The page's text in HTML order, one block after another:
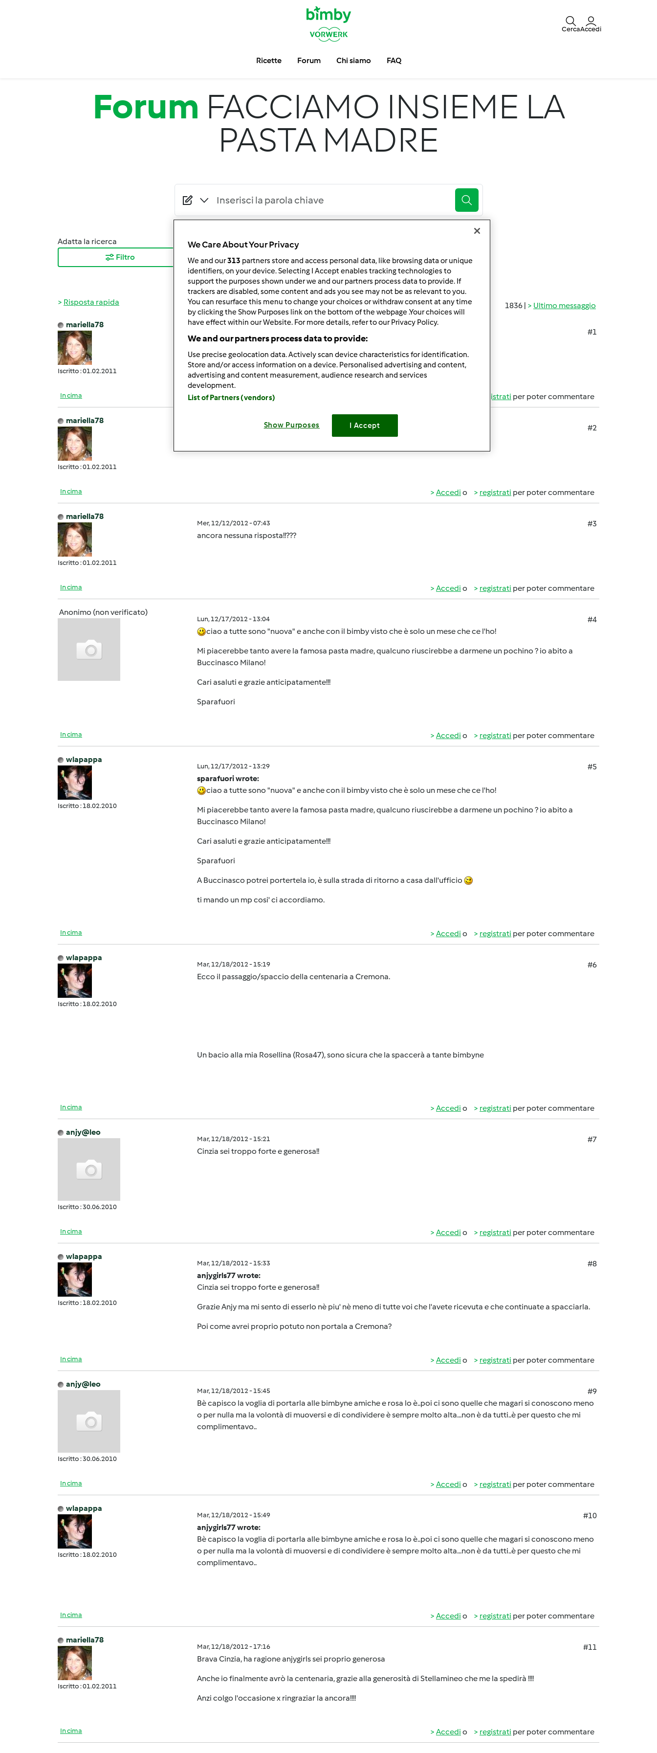
CercaAccedi
Ricette Forum Chi siamo FAQ
Forum FACCIAMO INSIEME LA
PASTA MADRE
Adatta la ricerca
Filtro
Ordina per:
I risultati più recenti
10
1836 | Ultimo messaggio
Risposta rapida
mariella78
Iscritto : 01.02.2011
#1
Parlerò con Stella vediamo cosa si può fare!!!
In cima registrati per poter commentare
mariella78
Iscritto : 01.02.2011
Gio, 12/06/2012 - 07:16
#2
Ho inviato un messaggio a stella su fb....ora nn mi resta che aspettare!!!
In cima Accedi o registrati per poter commentare
mariella78
Iscritto : 01.02.2011
Mer, 12/12/2012 - 07:43
#3
ancora nessuna risposta!!???
In cima Accedi o registrati per poter commentare
Anonimo (non verificato)
Lun, 12/17/2012 - 13:04
#4
ciao a tutte sono "nuova" e anche con il bimby visto che è solo un mese che ce l'ho!
Mi piacerebbe tanto avere la famosa pasta madre, qualcuno riuscirebbe a darmene un pochino ? io abito a
Buccinasco Milano!
Cari asaluti e grazie anticipatamente!!!
Sparafuori
In cima Accedi o registrati per poter commentare
wlapappa
Iscritto : 18.02.2010
Lun, 12/17/2012 - 13:29
#5
sparafuori wrote:
ciao a tutte sono "nuova" e anche con il bimby visto che è solo un mese che ce l'ho!
Mi piacerebbe tanto avere la famosa pasta madre, qualcuno riuscirebbe a darmene un pochino ? io abito a
Buccinasco Milano!
Cari asaluti e grazie anticipatamente!!!
Sparafuori
A Buccinasco potrei portertela io, è sulla strada di ritorno a casa dall'ufficio
ti mando un mp cosi' ci accordiamo.
In cima Accedi o registrati per poter commentare
wlapappa
Iscritto : 18.02.2010
Mar, 12/18/2012 - 15:19
#6
Ecco il passaggio/spaccio della centenaria a Cremona.
Un bacio alla mia Rosellina (Rosa47), sono sicura che la spaccerà a tante bimbyne
In cima Accedi o registrati per poter commentare
anjy@leo
Iscritto : 30.06.2010
Mar, 12/18/2012 - 15:21
#7
Cinzia sei troppo forte e generosa!!
In cima Accedi o registrati per poter commentare
wlapappa
Iscritto : 18.02.2010
Mar, 12/18/2012 - 15:33
#8
anjygirls77 wrote:
Cinzia sei troppo forte e generosa!!
Grazie Anjy ma mi sento di esserlo nè piu' nè meno di tutte voi che l'avete ricevuta e che continuate a spacciarla.
Poi come avrei proprio potuto non portala a Cremona?
In cima Accedi o registrati per poter commentare
anjy@leo
Iscritto : 30.06.2010
Mar, 12/18/2012 - 15:45
#9
Bè capisco la voglia di portarla alle bimbyne amiche e rosa lo è..poi ci sono quelle che magari si conoscono meno
o per nulla ma la volontà di muoversi e di condividere è sempre molto alta...non è da tutti..è per questo che mi
complimentavo..
In cima Accedi o registrati per poter commentare
wlapappa
Iscritto : 18.02.2010
Mar, 12/18/2012 - 15:49
#10
anjygirls77 wrote:
Bè capisco la voglia di portarla alle bimbyne amiche e rosa lo è..poi ci sono quelle che magari si conoscono meno
o per nulla ma la volontà di muoversi e di condividere è sempre molto alta...non è da tutti..è per questo che mi
complimentavo..
In cima Accedi o registrati per poter commentare
mariella78
Iscritto : 01.02.2011
Mar, 12/18/2012 - 17:16
#11
Brava Cinzia, ha ragione anjygirls sei proprio generosa
Anche io finalmente avrò la centenaria, grazie alla generosità di Stellamineo che me la spedirà !!!!
Anzi colgo l'occasione x ringraziar la ancora!!!!
In cima Accedi o registrati per poter commentare
We Care About Your Privacy
We and our313 partners store and access personal data, like browsing data or unique
identifiers, on your device. Selecting I Accept enables tracking technologies to
support the purposes shown under we and our partners process data to provide. If
trackers are disabled, some content and ads you see may not be as relevant to you.
You can resurface this menu to change your choices or withdraw consent at any time
by clicking the Show Purposes link on the bottom of the webpage .Your choices will
have effect within our Website. For more details, refer to our Privacy Policy.
We and our partners process data to provide:
Use precise geolocation data. Actively scan device characteristics for identification.
Store and/or access information on a device. Personalised advertising and content,
advertising and content measurement, audience research and services
development.
List of Partners (vendors)
Show Purposes I Accept